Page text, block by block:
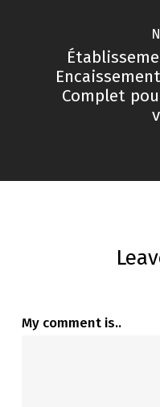
Complet
My comment is..